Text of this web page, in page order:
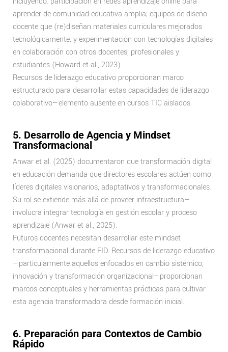
aprender de comunidad educativa amplia; equipos de diseño
docente que (re)diseñan materiales curriculares mejorados
tecnológicamente; y experimentación con tecnologías digitales
en colaboración con otros docentes, profesionales y
estudiantes (Howard et al., 2023).
Recursos de liderazgo educativo proporcionan marco
estructurado para desarrollar estas capacidades de liderazgo
colaborativo—elemento ausente en cursos TIC aislados.
5. Desarrollo de Agencia y Mindset
Transformacional
Anwar et al. (2025) documentaron que transformación digital
en educación demanda que directores escolares actúen como
líderes digitales visionarios, adaptativos y transformacionales.
Su rol se extiende más allá de proveer infraestructura—
involucra integrar tecnología en gestión escolar y proceso
aprendizaje (Anwar et al., 2025).
Futuros docentes necesitan desarrollar este mindset
transformacional durante FID. Recursos de liderazgo educativo
—particularmente aquellos enfocados en cambio sistémico,
innovación y transformación organizacional—proporcionan
marcos conceptuales y herramientas prácticas para cultivar
esta agencia transformadora desde formación inicial.
6. Preparación para Contextos de Cambio
Rápido